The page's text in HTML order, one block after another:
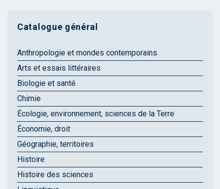
Catalogue général
Anthropologie et mondes contemporains
Arts et essais littéraires
Biologie et santé
Chimie
Écologie, environnement, sciences de la Terre
Économie, droit
Géographie, territoires
Histoire
Histoire des sciences